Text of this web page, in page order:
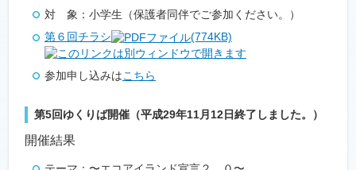
対 象：小学生（保護者同伴でご参加ください。）
第６回チラシ
(774KB)
参加申し込みはこちら
第5回ゆくりば開催（平成29年11月12日終了しました。）
開催結果